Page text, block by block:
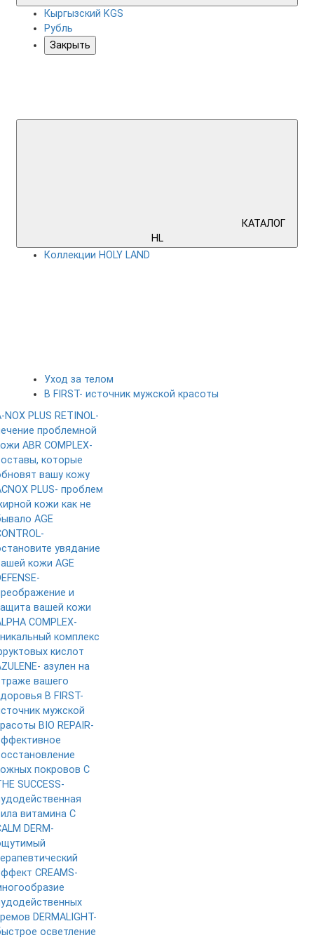
Кыргызский KGS
Рубль
Закрыть
КАТАЛОГ
HL
Коллекции HOLY LAND
Уход за телом
B FIRST- источник мужской красоты
NOX PLUS RETINOL-
проблемной
ABR COMPLEX-
которые
вашу кожу
PLUS- проблем
кожи как не
AGE
увядание
кожи AGE
и
вашей кожи
COMPLEX-
комплекс
кислот
азулен на
вашего
B FIRST-
мужской
BIO REPAIR-
покровов C
SUCCESS-
витамина C
DERM-
CREAMS-
DERMALIGHT-
осветление